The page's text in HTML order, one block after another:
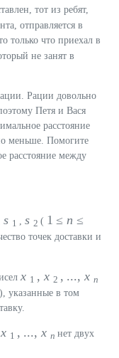
тот из ребят,
отправляется в
только что приехал в
не занят в
Рации довольно
Петя и Вася
расстояние
меньше. Помогите
расстояние между
s 1 s 2 ( 1 ≤ n ≤
точек доставки и
x 1 , x 2 , ..., x n
), указанные в том
x 1 , ..., x n нет двух